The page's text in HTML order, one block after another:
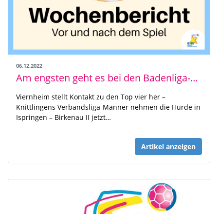
06.12.2022
Am engsten geht es bei den Badenliga-Männern zu
Viernheim stellt Kontakt zu den Top vier her –
Knittlingens Verbandsliga-Männer nehmen die Hürde in
Ispringen – Birkenau II jetzt…
Artikel anzeigen